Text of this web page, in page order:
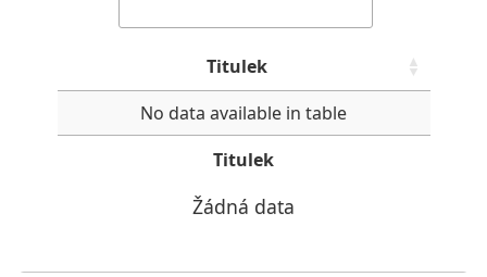
Titulek
No data available in table
Titulek
Žádná data